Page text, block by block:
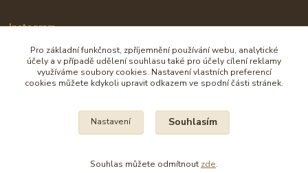
Instagram
Na všechny fotografie se vztahují autorská práva.
Pro základní funkčnost, zpříjemnění používání webu, analytické
účely a v případě udělení souhlasu také pro účely cílení reklamy
využíváme soubory cookies. Nastavení vlastních preferencí
cookies můžete kdykoli upravit odkazem ve spodní části stránek.
Nastavení Souhlasím
Souhlas můžete odmítnout zde.